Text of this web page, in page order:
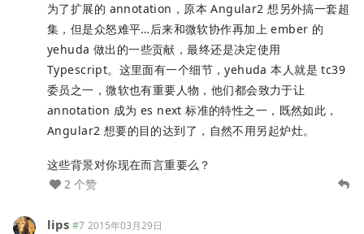
为了扩展的 annotation，原本 Angular2 想另外搞一套超
集，但是众怒难平…后来和微软协作再加上 ember 的
yehuda 做出的一些贡献，最终还是决定使用
Typescript。这里面有一个细节，yehuda 本人就是 tc39
委员之一，微软也有重要人物，他们都会致力于让
annotation 成为 es next 标准的特性之一，既然如此，
Angular2 想要的目的达到了，自然不用另起炉灶。
这些背景对你现在而言重要么？
2 个赞
lips #7 2015年03月29日